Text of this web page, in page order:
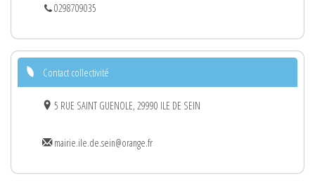
0298709035
Contact collectivité
5 RUE SAINT GUENOLE, 29990 ILE DE SEIN
mairie.ile.de.sein@orange.fr